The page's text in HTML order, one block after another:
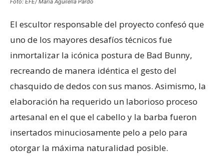
El escultor responsable del proyecto confesó que
uno de los mayores desafíos técnicos fue
inmortalizar la icónica postura de Bad Bunny,
recreando de manera idéntica el gesto del
chasquido de dedos con sus manos. Asimismo, la
elaboración ha requerido un laborioso proceso
artesanal en el que el cabello y la barba fueron
insertados minuciosamente pelo a pelo para
otorgar la máxima naturalidad posible.